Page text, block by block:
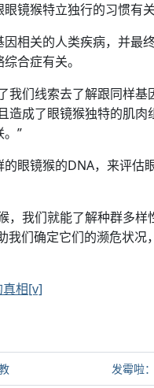
镜猴特立独行的习惯有关
相关的人类疾病，并最
合症有关。
我们线索去了解跟同样基
造成了眼镜猴独特的肌
”
眼镜猴的DNA，来评估
，我们就能了解种群多
我们确定它们的濒危状
相[v]
发霉啦